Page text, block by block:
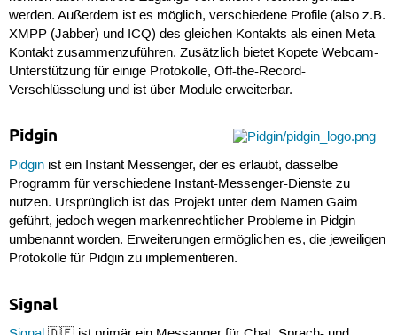
werden. Außerdem ist es möglich, verschiedene Profile (also z.B.
XMPP (Jabber) und ICQ) des gleichen Kontakts als einen Meta-
Kontakt zusammenzuführen. Zusätzlich bietet Kopete Webcam-
Unterstützung für einige Protokolle, Off-the-Record-
Verschlüsselung und ist über Module erweiterbar.
Pidgin
Pidginist ein Instant Messenger, der es erlaubt, dasselbe
Programm für verschiedene Instant-Messenger-Dienste zu
nutzen. Ursprünglich ist das Projekt unter dem Namen Gaim
geführt, jedoch wegen markenrechtlicher Probleme in Pidgin
umbenannt worden. Erweiterungen ermöglichen es, die jeweiligen
Protokolle für Pidgin zu implementieren.
Signal